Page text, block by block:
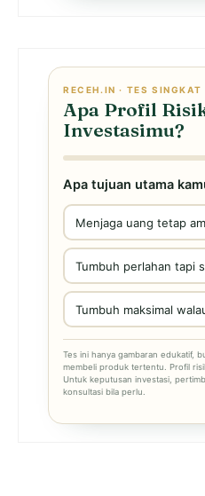
RECEH.IN · TES SINGKAT
Apa Profil
Investasimu?
Apa tujuan utama
Menjaga uang tetap
Tumbuh perlahan tapi
Tumbuh maksimal
Tes ini hanya gambaran edukatif,
membeli produk tertentu. Profil
Untuk keputusan investasi,
konsultasi bila perlu.